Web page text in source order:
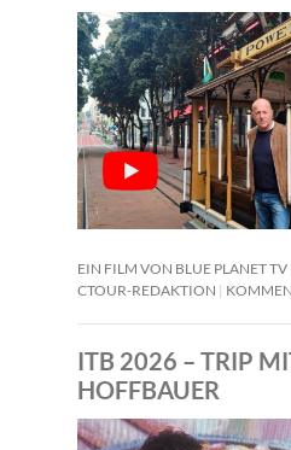
EIN FILM VON BLUE PLANET TV
CTOUR-REDAKTION
ITB 2026 – TRIP
HOFFBAUER